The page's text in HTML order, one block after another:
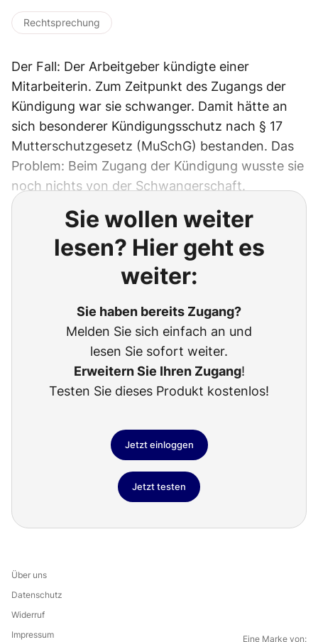
Rechtsprechung
Der Fall: Der Arbeitgeber kündigte einer
Mitarbeiterin. Zum Zeitpunkt des Zugangs der
Kündigung war sie schwanger. Damit hätte an
sich besonderer Kündigungsschutz nach § 17
Mutterschutzgesetz (MuSchG) bestanden. Das
Problem: Beim Zugang der Kündigung wusste sie
noch nichts von der Schwangerschaft.
Sie wollen weiter
lesen? Hier geht es
weiter:
Sie haben bereits Zugang?
Melden Sie sich einfach an und
lesen Sie sofort weiter.
Erweitern Sie Ihren Zugang!
Testen Sie dieses Produkt kostenlos!
Jetzt einloggen
Jetzt testen
Über uns
Datenschutz
Widerruf
Impressum
Eine Marke von: